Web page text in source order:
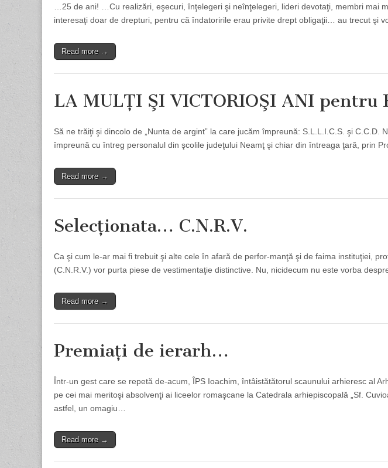
…25 de ani! …Cu realizări, eşecuri, înţelegeri şi neînţelegeri, lideri devotaţi, membri mai
interesaţi doar de drepturi, pentru că îndatoririle erau privite drept obligaţii… au trecut şi
Read more →
LA MULŢI ŞI VICTORIOŞI ANI pentru
Să ne trăiţi şi dincolo de „Nunta de argint” la care jucăm împreună: S.L.L.I.C.S. şi C.C.D.
împreună cu întreg personalul din şcolile judeţului Neamţ şi chiar din întreaga ţară, prin
Read more →
Selecţionata… C.N.R.V.
Ca şi cum le-ar mai fi trebuit şi alte cele în afară de perfor-manţă şi de faima instituţiei,
(C.N.R.V.) vor purta piese de vestimentaţie distinctive. Nu, nicidecum nu este vorba
Read more →
Premiaţi de ierarh…
Într-un gest care se repetă de-acum, ÎPS Ioachim, întâistătătorul scaunului arhieresc al
pe cei mai meritoşi absolvenţi ai liceelor romaşcane la Catedrala arhiepiscopală „Sf.
astfel, un omagiu…
Read more →